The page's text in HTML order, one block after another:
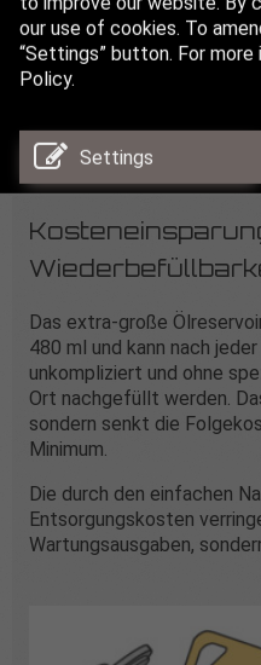
Ihre Vorteile
Fassungsvermögen
Das extra-große
480 ml und kann nach
unkompliziert und ohne
Ort nachgefüllt werden.
sondern senkt die
Minimum.
Die durch den einfachen
Entsorgungskosten
Wartungsausgaben,
our use of cookies. To
“Settings” button. For
Policy.
Settings